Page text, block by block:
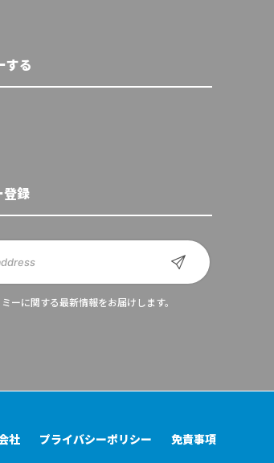
する
登録
ーに関する最新情報をお届けします。
社 プライバシーポリシー 免責事項